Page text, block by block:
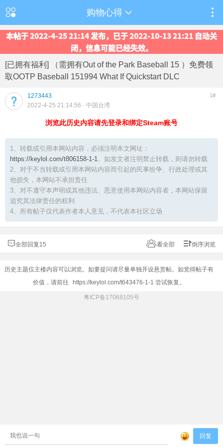
购物心得
本帖于 2022-4-25 21:14 发布，已于 2022-10-13 21:21 自动关
闭，信息可能已经失效。
[已拥有福利] （需拥有Out of the Park Baseball 15 ）免费领
取OOTP Baseball 151994 What If Quickstart DLC
1273443 1#
2022-4-25 21:14:56 · 中国台湾
浏览此历史内容请先登录和绑定Steam账号
1、转载或引用本网站内容，必须注明本文网址：
https://keylol.com/t806158-1-1。如发文者注明禁止转载，则请勿转载
2、对于不当转载或引用本网站内容而引起的民事纷争、行政处理或其
他损失，本网站不承担责任
3、对不遵守本声明或其他违法、恶意使用本网站内容者，本网站保留
追究其法律责任的权利
4、所有帖子仅代表作者本人意见，不代表本社区立场
全部回复15 看全部 倒序浏览
历史主题仅主楼内容可以浏览。如要提问请尽量单独开设悬赏帖。如觉得帖子有
价值，请前往
https://keylol.com/t643476-1-1 尝试恢复。
粤ICP备17068105号